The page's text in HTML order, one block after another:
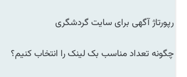
رپورتاژ آگهی برای سایت گردشگری
چگونه تعداد مناسب بک لینک را انتخاب کنیم؟